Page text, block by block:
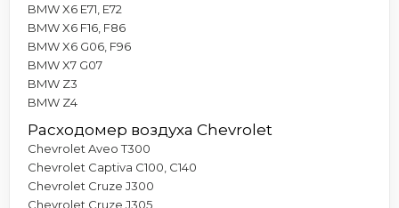
BMW X6 E71, E72
BMW X6 F16, F86
BMW X6 G06, F96
BMW X7 G07
BMW Z3
BMW Z4
Расходомер воздуха Chevrolet
Chevrolet Aveo T300
Chevrolet Captiva C100, C140
Chevrolet Cruze J300
Chevrolet Cruze J305